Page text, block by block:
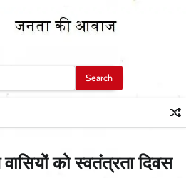
को स्वतंत्रता दिवस